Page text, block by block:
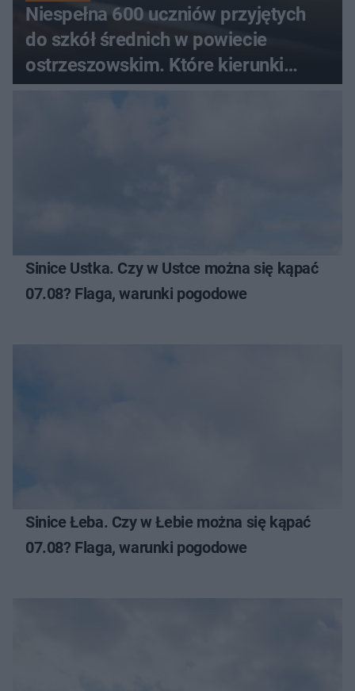
Niespełna 600 uczniów przyjętych
do szkół średnich w powiecie
ostrzeszowskim. Które kierunki
wybierali najczęściej?
Sinice Ustka. Czy w Ustce można się kąpać
07.08? Flaga, warunki pogodowe
Sinice Łeba. Czy w Łebie można się kąpać
07.08? Flaga, warunki pogodowe